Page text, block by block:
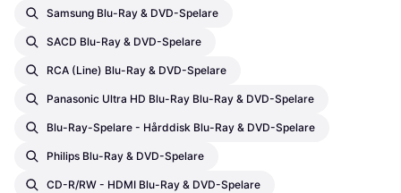
Samsung Blu-Ray & DVD-Spelare
SACD Blu-Ray & DVD-Spelare
RCA (Line) Blu-Ray & DVD-Spelare
Panasonic Ultra HD Blu-Ray Blu-Ray & DVD-Spelare
Blu-Ray-Spelare - Hårddisk Blu-Ray & DVD-Spelare
Philips Blu-Ray & DVD-Spelare
CD-R/RW - HDMI Blu-Ray & DVD-Spelare